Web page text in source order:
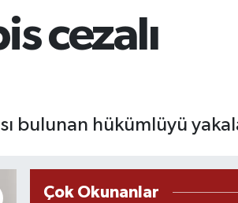
cezalı
bulunan hükümlüyü
Çok Okunanlar